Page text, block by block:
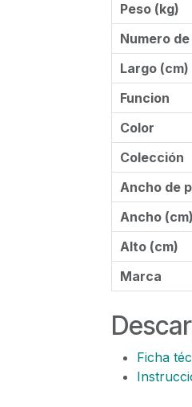
Peso (kg)
Numero
Largo (cm)
Funcion
Color
Colección
Ancho de
Ancho (cm)
Alto (cm)
Marca
Ficha